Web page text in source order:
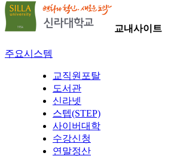
교내사이트
주요시스템
교직원포탈
도서관
신라넷
스텝(STEP)
사이버대학
수강신청
연말정산